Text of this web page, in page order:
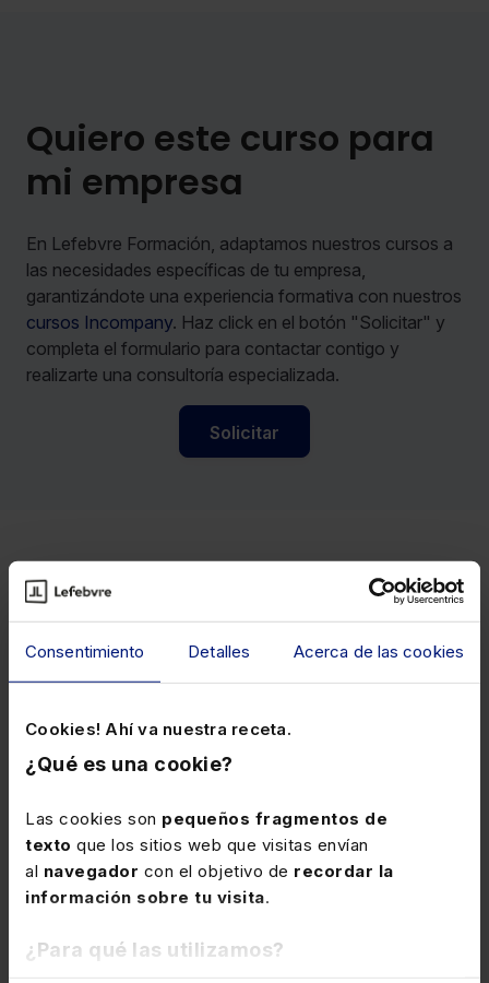
Consentimiento Detalles Acerca de las cookies
Cookies! Ahí va nuestra receta.
¿Qué es una cookie?
Las cookies son pequeños fragmentos de
texto que los sitios web que visitas envían
al navegador con el objetivo de recordar la
información sobre tu visita.
¿Para qué las utilizamos?
Quiero este curso para
mi empresa
En Lefebvre Formación, adaptamos nuestros cursos a
las necesidades específicas de tu empresa,
garantizándote una experiencia formativa con nuestros
cursos Incompany. Haz click en el botón "Solicitar" y
completa el formulario para contactar contigo y
realizarte una consultoría especializada.
Solicitar
Cursos relacionados
Descubre cuáles son los cursos más demandados por
nuestros clientes de entre todos los que tenemos
IA Habilidades Profesionales